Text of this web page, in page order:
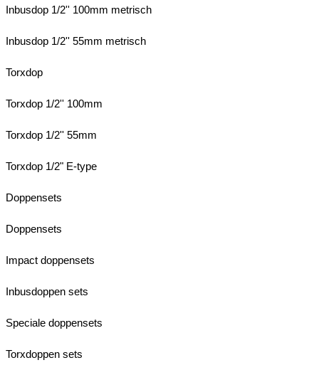
Inbusdop 1/2'' 100mm metrisch
Inbusdop 1/2'' 55mm metrisch
Torxdop
Torxdop 1/2'' 100mm
Torxdop 1/2'' 55mm
Torxdop 1/2" E-type
Doppensets
Doppensets
Impact doppensets
Inbusdoppen sets
Speciale doppensets
Torxdoppen sets